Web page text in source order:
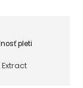
pleti